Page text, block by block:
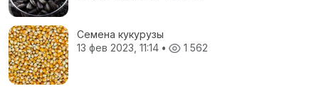
Семена кукурузы
13 фев 2023, 11:14 • 1 562